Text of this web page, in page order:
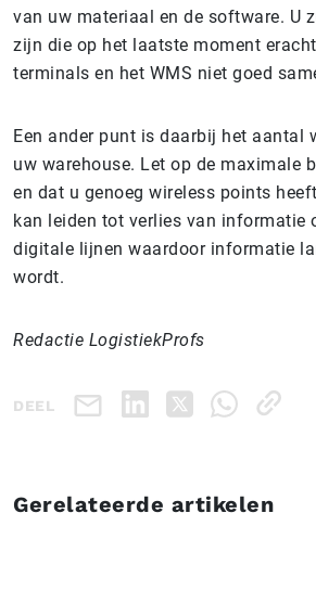
van uw materiaal en de software. U
zijn die op het laatste moment
terminals en het WMS niet goed
Een ander punt is daarbij het aantal
uw warehouse. Let op de maximale
en dat u genoeg wireless points
kan leiden tot verlies van informatie
digitale lijnen waardoor informatie
wordt.
Redactie LogistiekProfs
DEEL
Gerelateerde artikelen